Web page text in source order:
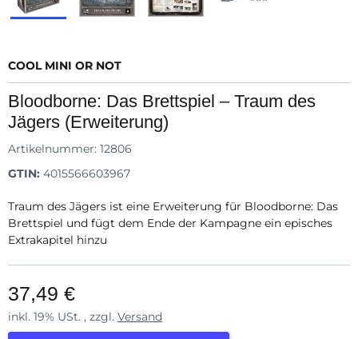
COOL MINI OR NOT
Bloodborne: Das Brettspiel – Traum des
Jägers (Erweiterung)
Artikelnummer: 12806
GTIN: 4015566603967
Traum des Jägers ist eine Erweiterung für Bloodborne: Das
Brettspiel und fügt dem Ende der Kampagne ein episches
Extrakapitel hinzu
37,49 €
inkl. 19% USt. , zzgl. Versand